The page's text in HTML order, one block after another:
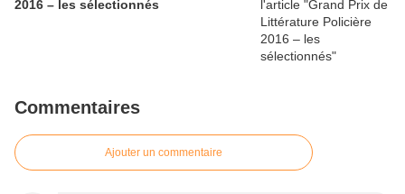
2016 – les sélectionnés
Commentaires
Ajouter un commentaire